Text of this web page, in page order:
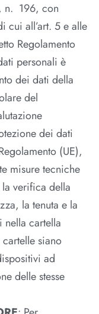
n. 196, con
cui all’art. 5 e alle
Regolamento
personali è
dei dati della
del
dei dati
(UE),
misure tecniche
verifica della
la tenuta e la
nella cartella
siano
ad
delle stesse